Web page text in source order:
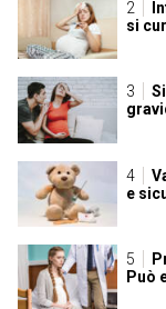
si
e
Può